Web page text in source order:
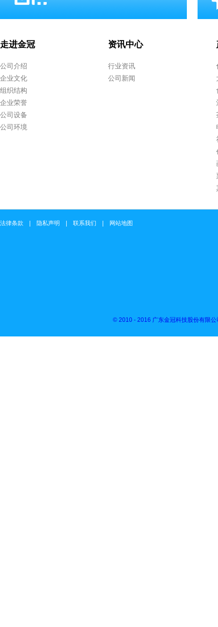
走进金冠
公司介绍
企业文化
组织结构
企业荣誉
公司设备
公司环境
资讯中心
行业资讯
公司新闻
法律条款 | 隐私声明 | 联系我们 | 网站地图
© 2010 - 2016 广东金冠科技股份有限